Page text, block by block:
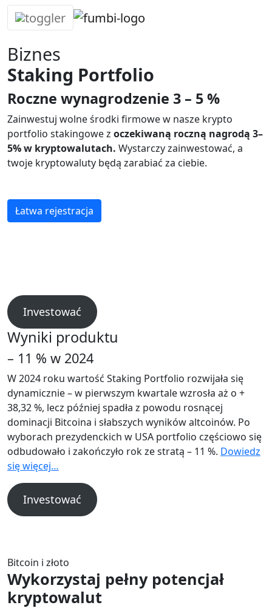
Skip
Biznes
Staking Portfolio
Roczne wynagrodzenie 3 – 5 %
Zainwestuj wolne środki firmowe w nasze krypto
portfolio stakingowe z oczekiwaną roczną nagrodą 3–
5% w kryptowalutach. Wystarczy zainwestować, a
twoje kryptowaluty będą zarabiać za ciebie.
Łatwa rejestracja
Investować
Wyniki produktu
– 11 % w 2024
W 2024 roku wartość Staking Portfolio rozwijała się
dynamicznie – w pierwszym kwartale wzrosła aż o +
38,32 %, lecz później spadła z powodu rosnącej
dominacji Bitcoina i słabszych wyników altcoinów. Po
wyborach prezydenckich w USA portfolio częściowo się
odbudowało i zakończyło rok ze stratą – 11 %. Dowiedz
się więcej…
Investować
Bitcoin i złoto
Wykorzystaj pełny potencjał
kryptowalut